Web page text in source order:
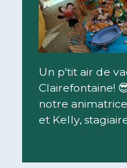
Un p'tit air de
Clairefontaine!
notre
et Kelly,